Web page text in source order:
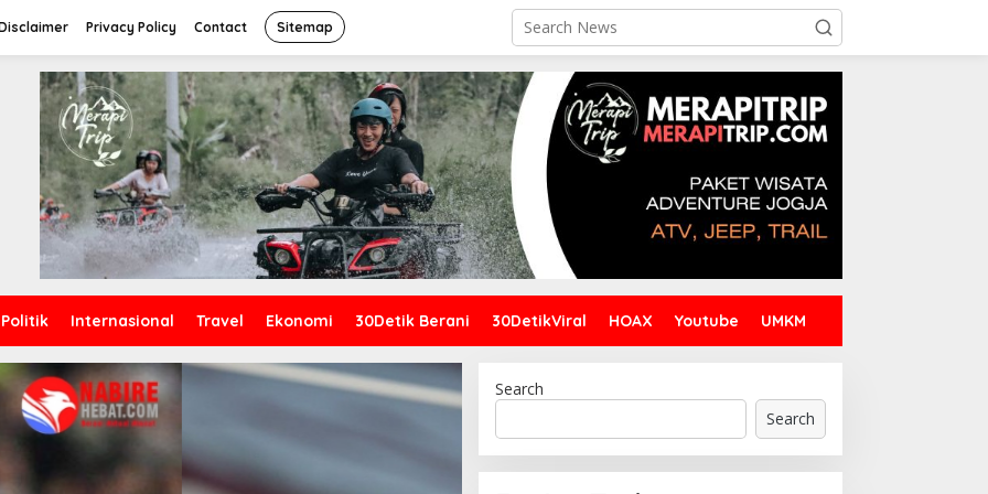
Privacy Policy Contact Sitemap
Politik Internasional Travel Ekonomi 30Detik Berani 30DetikViral HOAX Youtube UMKM
Search
Search